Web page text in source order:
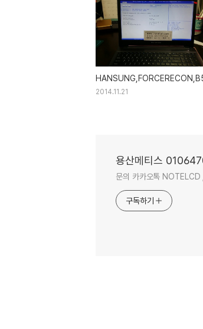
2014.11.21
용산메티스
문의 카카오톡
구독하기